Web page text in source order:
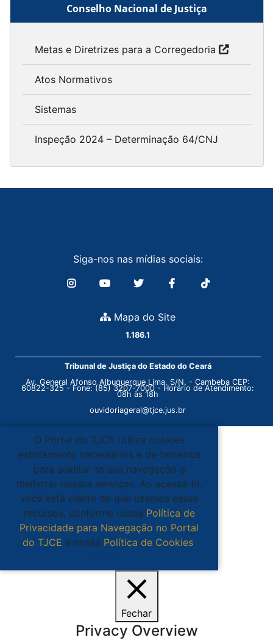
Conselho Nacional de Justiça
Metas e Diretrizes para a Corregedoria
Atos Normativos
Sistemas
Inspeção 2024 – Determinação 64/CNJ
Siga-nos nas mídias sociais:
Mapa do Site
1.186.1
Tribunal de Justiça do Estado do Ceará
Av. General Afonso Albuquerque Lima, S/N. - Cambeba CEP:
60822-325 - Fone: (85) 3207-7000 - Horário de Atendimento:
08h às 18h
ouvidoriageral@tjce.jus.br
O Portal do TJCE utiliza cookies
estritamente necessários e de terceiros
para auxiliar na sua navegação e
melhorar nossos serviços. Ao acessá-lo,
você está ciente de que usamos esses
recursos, conforme nossa Política de
Privacidade para Navegação no Portal
do TJCE e nossa Política de Cookies.
Fechar
Privacy Overview